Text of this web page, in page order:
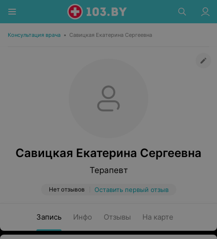
Консультация врача • Савицкая Екатерина Сергеевна
Савицкая Екатерина Сергеевна
Терапевт
Нет отзывов Оставить первый отзыв
Запись Инфо Отзывы На карте